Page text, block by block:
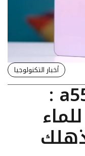
أخبار التكنولوجيا
سعر سامسونج a55 :